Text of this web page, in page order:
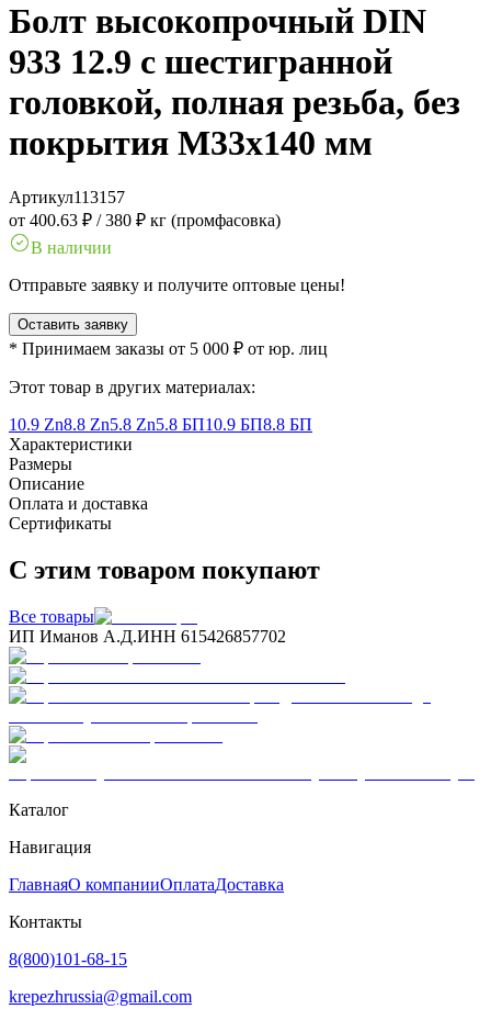
Болт высокопрочный DIN
933 12.9 с шестигранной
головкой, полная резьба, без
покрытия M33x140 мм
Артикул113157
от 400.63 ₽ /380 ₽ кг (промфасовка)
В наличии
Отправьте заявку и получите оптовые цены!
Оставить заявку
* Принимаем заказы от 5 000 ₽ от юр. лиц
Этот товар в других материалах:
10.9 Zn8.8 Zn5.8 Zn5.8 БП10.9 БП8.8 БП
Характеристики
Размеры
Описание
Оплата и доставка
Сертификаты
С этим товаром покупают
Все товары
ИП Иманов А.Д.ИНН 615426857702
Каталог
Навигация
ГлавнаяО компанииОплатаДоставка
Контакты
8(800)101-68-15
krepezhrussia@gmail.com